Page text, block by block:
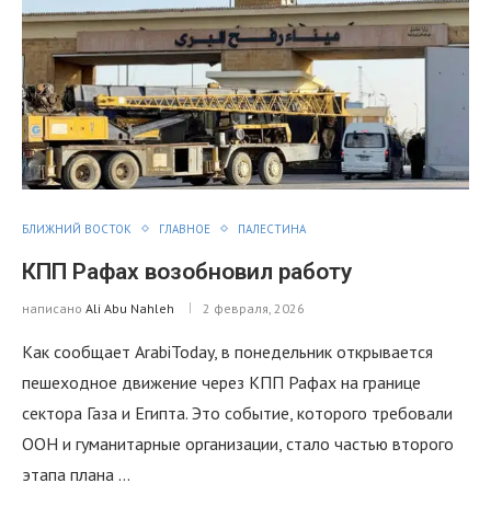
БЛИЖНИЙ ВОСТОК ГЛАВНОЕ ПАЛЕСТИНА
КПП Рафах возобновил работу
написано Ali Abu Nahleh 2 февраля, 2026
Как сообщает ArabiToday, в понедельник открывается
пешеходное движение через КПП Рафах на границе
сектора Газа и Египта. Это событие, которого требовали
ООН и гуманитарные организации, стало частью второго
этапа плана …